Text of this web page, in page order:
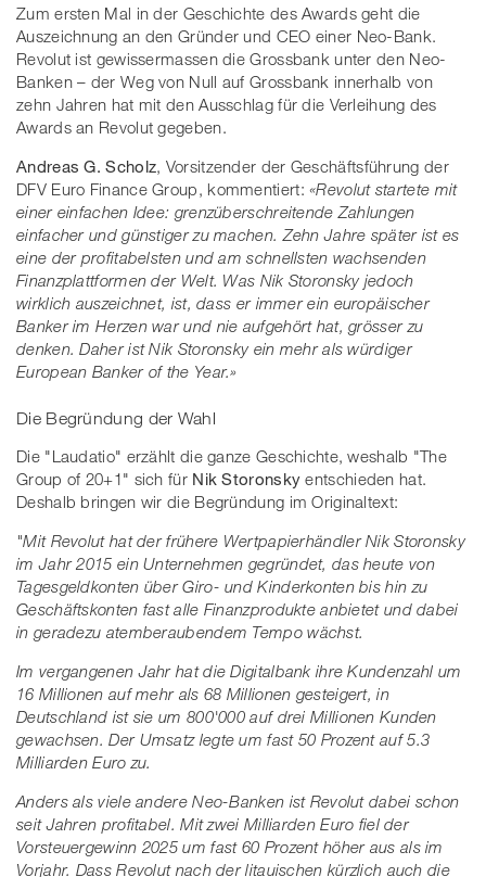
Zum ersten Mal in der Geschichte des Awards geht die
Auszeichnung an den Gründer und CEO einer Neo-Bank.
Revolut ist gewissermassen die Grossbank unter den Neo-
Banken – der Weg von Null auf Grossbank innerhalb von
zehn Jahren hat mit den Ausschlag für die Verleihung des
Awards an Revolut gegeben.
Andreas G. Scholz, Vorsitzender der Geschäftsführung der
DFV Euro Finance Group, kommentiert:«Revolut startete mit
einer einfachen Idee: grenzüberschreitende Zahlungen
einfacher und günstiger zu machen. Zehn Jahre später ist es
eine der profitabelsten und am schnellsten wachsenden
Finanzplattformen der Welt. Was Nik Storonsky jedoch
wirklich auszeichnet, ist, dass er immer ein europäischer
Banker im Herzen war und nie aufgehört hat, grösser zu
denken. Daher ist Nik Storonsky ein mehr als würdiger
European Banker of the Year.»
Die Begründung der Wahl
Die "Laudatio" erzählt die ganze Geschichte, weshalb "The
Group of 20+1" sich für Nik Storonsky entschieden hat.
Deshalb bringen wir die Begründung im Originaltext:
"Mit Revolut hat der frühere Wertpapierhändler Nik Storonsky
im Jahr 2015 ein Unternehmen gegründet, das heute von
Tagesgeldkonten über Giro- und Kinderkonten bis hin zu
Geschäftskonten fast alle Finanzprodukte anbietet und dabei
in geradezu atemberaubendem Tempo wächst.
Im vergangenen Jahr hat die Digitalbank ihre Kundenzahl um
16 Millionen auf mehr als 68 Millionen gesteigert, in
Deutschland ist sie um 800'000 auf drei Millionen Kunden
gewachsen. Der Umsatz legte um fast 50 Prozent auf 5.3
Milliarden Euro zu.
Anders als viele andere Neo-Banken ist Revolut dabei schon
seit Jahren profitabel. Mit zwei Milliarden Euro fiel der
Vorsteuergewinn 2025 um fast 60 Prozent höher aus als im
Vorjahr. Dass Revolut nach der litauischen kürzlich auch die